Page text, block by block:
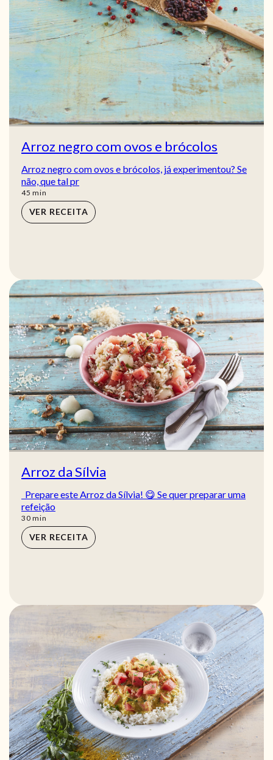
Arroz negro com ovos e brócolos
Arroz negro com ovos e brócolos, já experimentou? Se
não, que tal pr
45 min
min
VER RECEITA
Arroz da Sílvia
Prepare este Arroz da Sílvia! 😋 Se quer preparar uma
refeição
30min
min
VER RECEITA